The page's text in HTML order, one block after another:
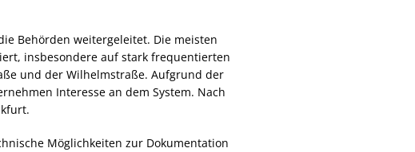
Behörden weitergeleitet. Die meisten
insbesondere auf stark frequentierten
und der Wilhelmstraße. Aufgrund der
Interesse an dem System. Nach
Möglichkeiten zur Dokumentation